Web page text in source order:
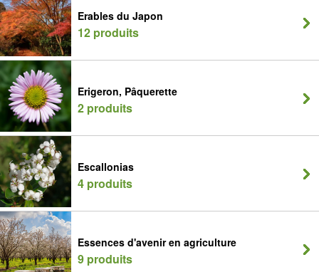
Erables du Japon
12 produits
Erigeron, Pâquerette
2 produits
Escallonias
4 produits
Essences d'avenir en agriculture
9 produits